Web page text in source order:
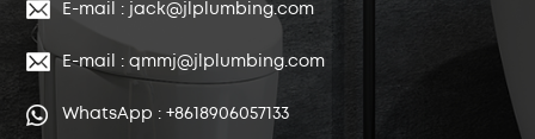
E-mail : jack@jlplumbing.com
E-mail : qmmj@jlplumbing.com
WhatsApp : +8618906057133